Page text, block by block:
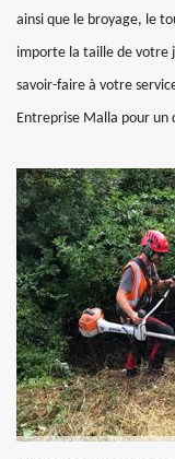
ainsi que le broyage, le
importe la taille de votre
savoir-faire à votre
Entreprise Malla pour un